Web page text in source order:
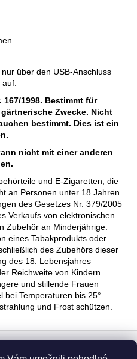
über den USB-Anschluss
167/1998. Bestimmt für
Zwecke. Nicht
bestimmt. Dies ist ein
nicht mit einer anderen
und E-Zigaretten, die
an Personen unter 18 Jahren.
des Gesetzes Nr. 379/2005
Verkaufs von elektronischen
Zubehör an Minderjährige.
eines Tabakprodukts oder
des Zubehörs dieser
des 18. Lebensjahres
Reichweite von Kindern
und stillende Frauen
bei Temperaturen bis 25°
und Frost schützen.